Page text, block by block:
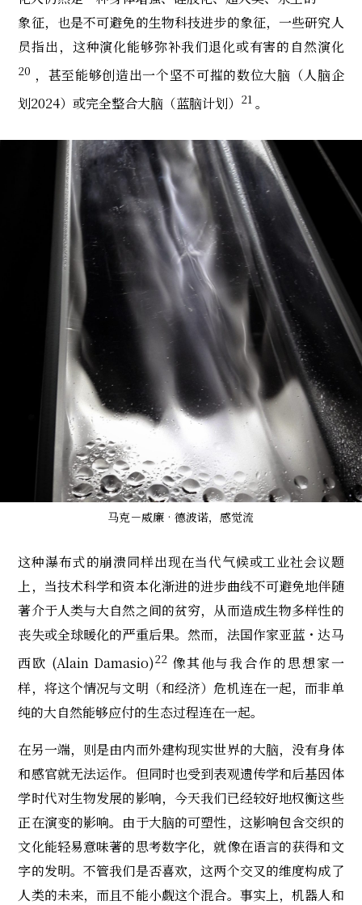
象征，也是不可避免的生物科技进步的象征，一些研究人
员指出，这种演化能够弥补我们退化或有害的自然演化
20 ，甚至能够创造出一个坚不可摧的数位大脑（人脑企
划2024）或完全整合大脑（蓝脑计划） 21 。
马克－威廉‧德波诺，感觉流
这种瀑布式的崩溃同样出现在当代气候或工业社会议题
上，当技术科学和资本化渐进的进步曲线不可避免地伴随
著介于人类与大自然之间的贫穷，从而造成生物多样性的
丧失或全球暖化的严重后果。然而，法国作家亚蓝・达马
西欧 (Alain Damasio)22像其他与我合作的思想家一
样，将这个情况与文明（和经济）危机连在一起，而非单
纯的大自然能够应付的生态过程连在一起。
在另一端，则是由内而外建构现实世界的大脑，没有身体
和感官就无法运作。但同时也受到表观遗传学和后基因体
学时代对生物发展的影响，今天我们已经较好地权衡这些
正在演变的影响。由于大脑的可塑性，这影响包含交织的
文化能轻易意味著的思考数字化，就像在语言的获得和文
字的发明。不管我们是否喜欢，这两个交叉的维度构成了
人类的未来，而且不能小觑这个混合。事实上，机器人和